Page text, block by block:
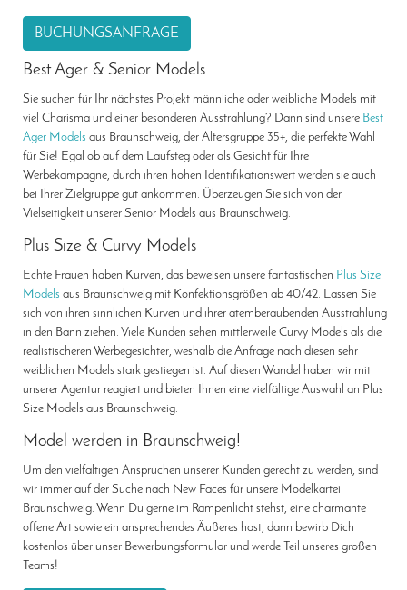
BUCHUNGSANFRAGE
Best Ager & Senior Models
Sie suchen für Ihr nächstes Projekt männliche oder weibliche Models mit
viel Charisma und einer besonderen Ausstrahlung? Dann sind unsere Best
Ager Models aus Braunschweig, der Altersgruppe 35+, die perfekte Wahl
für Sie! Egal ob auf dem Laufsteg oder als Gesicht für Ihre
Werbekampagne, durch ihren hohen Identifikationswert werden sie auch
bei Ihrer Zielgruppe gut ankommen. Überzeugen Sie sich von der
Vielseitigkeit unserer Senior Models aus Braunschweig.
Plus Size & Curvy Models
Echte Frauen haben Kurven, das beweisen unsere fantastischen Plus Size
Models aus Braunschweig mit Konfektionsgrößen ab 40/42. Lassen Sie
sich von ihren sinnlichen Kurven und ihrer atemberaubenden Ausstrahlung
in den Bann ziehen. Viele Kunden sehen mittlerweile Curvy Models als die
realistischeren Werbegesichter, weshalb die Anfrage nach diesen sehr
weiblichen Models stark gestiegen ist. Auf diesen Wandel haben wir mit
unserer Agentur reagiert und bieten Ihnen eine vielfältige Auswahl an Plus
Size Models aus Braunschweig.
Model werden in Braunschweig!
Um den vielfältigen Ansprüchen unserer Kunden gerecht zu werden, sind
wir immer auf der Suche nach New Faces für unsere Modelkartei
Braunschweig. Wenn Du gerne im Rampenlicht stehst, eine charmante
offene Art sowie ein ansprechendes Äußeres hast, dann bewirb Dich
kostenlos über unser Bewerbungsformular und werde Teil unseres großen
Teams!